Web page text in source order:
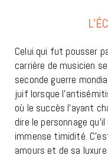
Celui qui fut pousser
carrière de musicien
seconde guerre
juif lorsque
où le succès l’ayant
dire le personnage
immense timidité.
amours et de sa